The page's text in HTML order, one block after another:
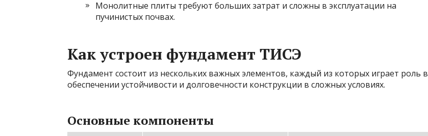
Монолитные плиты требуют больших затрат и сложны в эксплуатации на
пучинистых почвах.
Как устроен фундамент ТИСЭ
Фундамент состоит из нескольких важных элементов, каждый из которых играет роль в
обеспечении устойчивости и долговечности конструкции в сложных условиях.
Основные компоненты